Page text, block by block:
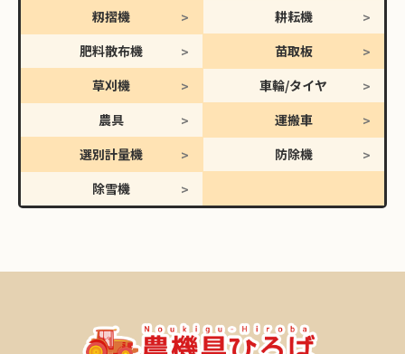
籾摺機
耕耘機
肥料散布機
苗取板
草刈機
車輪/タイヤ
農具
運搬車
選別計量機
防除機
除雪機